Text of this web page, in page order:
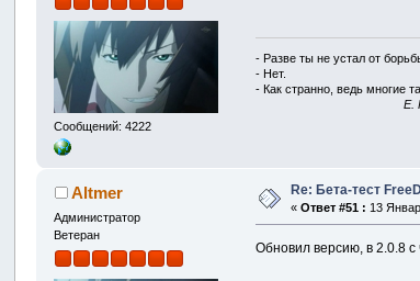
Сообщений: 4222
- Разве ты не устал от
- Нет.
- Как странно, ведь многие
E.
Altmer
Администратор
Ветеран
Re: Бета-тест
«Ответ #51 : 13
Обновил версию, в 2.0.8 с